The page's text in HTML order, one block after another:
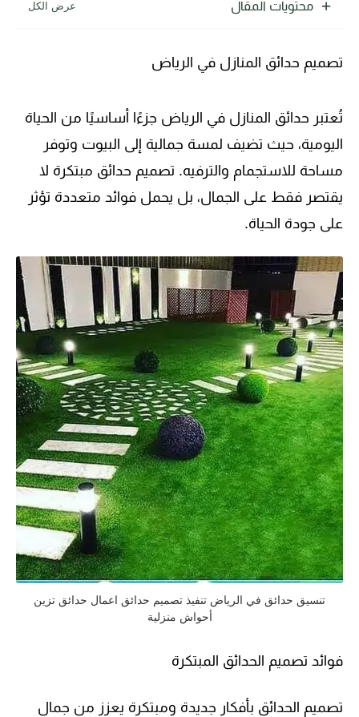
محتويات المقال
تصميم حدائق المنازل في الرياض
تُعتبر حدائق المنازل في الرياض جزءًا أساسيًا من الحياة
اليومية، حيث تضيف لمسة جمالية إلى البيوت وتوفر
مساحة للاستجمام والترفيه. تصميم حدائق مبتكرة لا
يقتصر فقط على الجمال، بل يحمل فوائد متعددة تؤثر
على جودة الحياة.
تنسيق حدائق في الرياض تنفيذ تصميم حدائق اعمال حدائق تزين
أحواش منزلية
فوائد تصميم الحدائق المبتكرة
تصميم الحدائق بأفكار جديدة ومبتكرة يعزز من جمال